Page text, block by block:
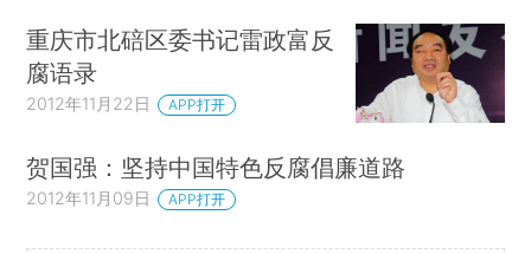
重庆市北碚区委书记雷政富反
腐语录
2012年11月22日 APP打开
贺国强：坚持中国特色反腐倡廉道路
2012年11月09日 APP打开